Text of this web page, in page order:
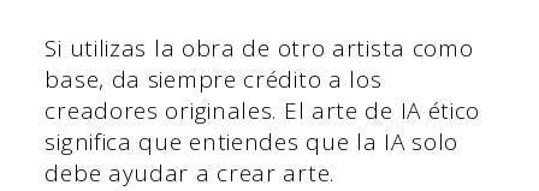
Si utilizas la obra de otro artista como
base, da siempre crédito a los
creadores originales. El arte de IA ético
significa que entiendes que la IA solo
debe ayudar a crear arte.